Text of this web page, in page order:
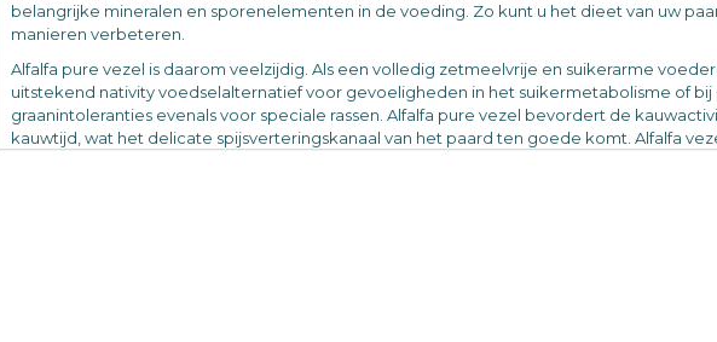
belangrijke mineralen en sporenelementen in de voeding. Zo kunt u het dieet van uw
manieren verbeteren.
Alfalfa pure vezel is daarom veelzijdig. Als een volledig zetmeelvrije en suikerarme
uitstekend nativity voedselalternatief voor gevoeligheden in het suikermetabolisme of
graanintoleranties evenals voor speciale rassen. Alfalfa pure vezel bevordert de
kauwtijd, wat het delicate spijsverteringskanaal van het paard ten goede komt. Alfalfa